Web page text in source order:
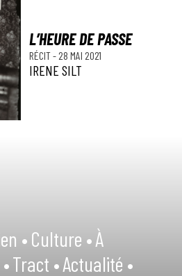
L’HEURE DE PASSE
RÉCIT- 28 MAI 2021
IRENE SILT
•Culture •À
Tract •Actualité •